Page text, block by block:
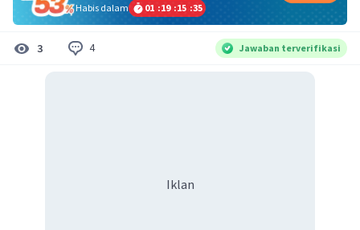
Habis dalam
01 :19 :15 :35
3 4 Jawaban terverifikasi
Iklan